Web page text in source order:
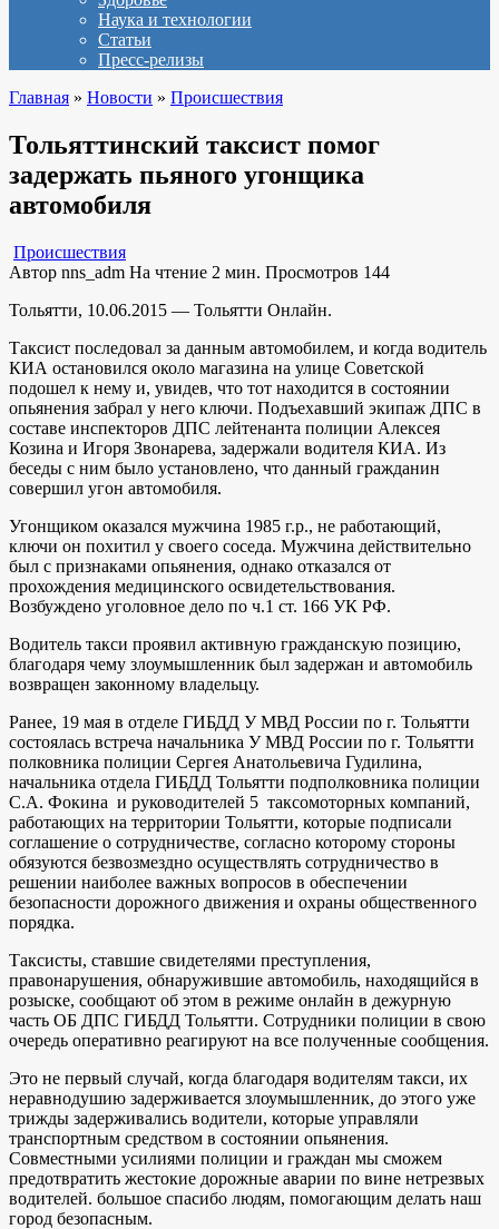
Наука и технологии
Статьи
Пресс-релизы
Главная » Новости » Происшествия
Тольяттинский таксист помог
задержать пьяного угонщика
автомобиля
Происшествия
Автор nns_adm На чтение 2 мин. Просмотров 144
Тольятти, 10.06.2015 — Тольятти Онлайн.
Таксист последовал за данным автомобилем, и когда водитель
КИА остановился около магазина на улице Советской
подошел к нему и, увидев, что тот находится в состоянии
опьянения забрал у него ключи. Подъехавший экипаж ДПС в
составе инспекторов ДПС лейтенанта полиции Алексея
Козина и Игоря Звонарева, задержали водителя КИА. Из
беседы с ним было установлено, что данный гражданин
совершил угон автомобиля.
Угонщиком оказался мужчина 1985 г.р., не работающий,
ключи он похитил у своего соседа. Мужчина действительно
был с признаками опьянения, однако отказался от
прохождения медицинского освидетельствования.
Возбуждено уголовное дело по ч.1 ст. 166 УК РФ.
Водитель такси проявил активную гражданскую позицию,
благодаря чему злоумышленник был задержан и автомобиль
возвращен законному владельцу.
Ранее, 19 мая в отделе ГИБДД У МВД России по г. Тольятти
состоялась встреча начальника У МВД России по г. Тольятти
полковника полиции Сергея Анатольевича Гудилина,
начальника отдела ГИБДД Тольятти подполковника полиции
С.А. Фокина и руководителей 5 таксомоторных компаний,
работающих на территории Тольятти, которые подписали
соглашение о сотрудничестве, согласно которому стороны
обязуются безвозмездно осуществлять сотрудничество в
решении наиболее важных вопросов в обеспечении
безопасности дорожного движения и охраны общественного
порядка.
Таксисты, ставшие свидетелями преступления,
правонарушения, обнаружившие автомобиль, находящийся в
розыске, сообщают об этом в режиме онлайн в дежурную
часть ОБ ДПС ГИБДД Тольятти. Сотрудники полиции в свою
очередь оперативно реагируют на все полученные сообщения.
Это не первый случай, когда благодаря водителям такси, их
неравнодушию задерживается злоумышленник, до этого уже
трижды задерживались водители, которые управляли
транспортным средством в состоянии опьянения.
Совместными усилиями полиции и граждан мы сможем
предотвратить жестокие дорожные аварии по вине нетрезвых
водителей. большое спасибо людям, помогающим делать наш
город безопасным.